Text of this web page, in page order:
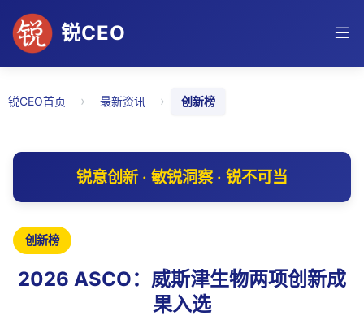
锐CEO
锐CEO首页 › 最新资讯 › 创新榜
锐意创新 · 敏锐洞察 · 锐不可当
创新榜
2026 ASCO：威斯津生物两项创新成
果入选